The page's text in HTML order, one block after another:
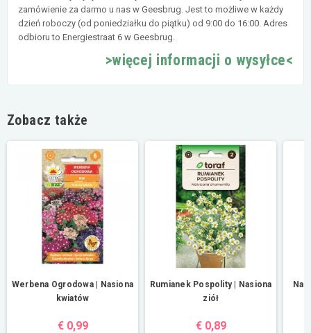
zamówienie za darmo u nas w Geesbrug. Jest to możliwe w każdy
dzień roboczy (od poniedziałku do piątku) od 9:00 do 16:00. Adres
odbioru to Energiestraat 6 w Geesbrug.
>więcej informacji o wysyłce<
Zobacz także
Werbena Ogrodowa | Nasiona
kwiatów
€ 0,99
Rumianek Pospolity | Nasiona
ziół
€ 0,89